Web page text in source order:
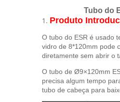
Tubo do
1. Produto
O tubo do ESR é usado
vidro de 8*120mm pode
diretamente sem abrir o
O tubo de Ø9×120mm
precisa algum tempo
tubo de cabeça para